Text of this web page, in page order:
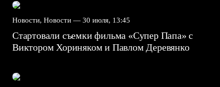
Новости, Новости — 30 июля, 13:45
Стартовали съемки фильма «Супер Папа» с
Виктором Хориняком и Павлом Деревянко